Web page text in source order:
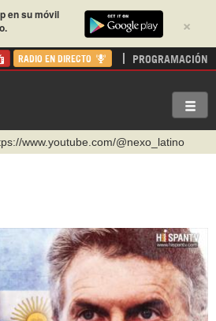
×
en su móvil
RADIO EN DIRECTO PROGRAMACIÓN
www.youtube.com/@nexo_latino
y Viber: +98 921 79 29 404
como: hispan_tv
www.facebook.com/Nexolatino.Canal